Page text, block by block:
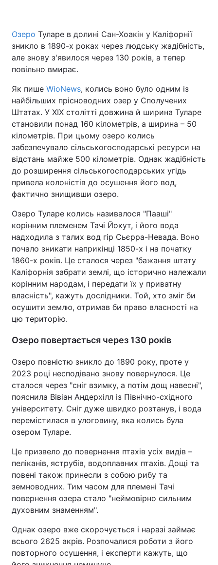
Озеро Туларе в долині Сан-Хоакін у Каліфорнії
зникло в 1890-х роках через людську жадібність,
але знову з'явилося через 130 років, а тепер
повільно вмирає.
Як пише WioNews, колись воно було одним із
найбільших прісноводних озер у Сполучених
Штатах. У XIX столітті довжина й ширина Туларе
становили понад 160 кілометрів, а ширина – 50
кілометрів. При цьому озеро колись
забезпечувало сільськогосподарські ресурси на
відстань майже 500 кілометрів. Однак жадібність
до розширення сільськогосподарських угідь
привела колоністів до осушення його вод,
фактично знищивши озеро.
Озеро Туларе колись називалося "Пааші"
корінним племенем Тачі Йокут, і його вода
надходила з талих вод гір Сьєрра-Невада. Воно
почало зникати наприкінці 1850-х і на початку
1860-х років. Це сталося через "бажання штату
Каліфорнія забрати землі, що історично належали
корінним народам, і передати їх у приватну
власність", кажуть дослідники. Той, хто зміг би
осушити землю, отримав би право власності на
цю територію.
Озеро повертається через 130 років
Озеро повністю зникло до 1890 року, проте у
2023 році несподівано знову повернулося. Це
сталося через "сніг взимку, а потім дощ навесні",
пояснила Вівіан Андерхілл із Північно-східного
університету. Сніг дуже швидко розтанув, і вода
перемістилася в улоговину, яка колись була
озером Туларе.
Це призвело до повернення птахів усіх видів –
пеліканів, яструбів, водоплавних птахів. Дощі та
повені також принесли з собою рибу та
земноводних. Тим часом для племені Тачі
повернення озера стало "неймовірно сильним
духовним знаменням".
Однак озеро вже скорочується і наразі займає
всього 2625 акрів. Розпочалися роботи з його
повторного осушення, і експерти кажуть, що